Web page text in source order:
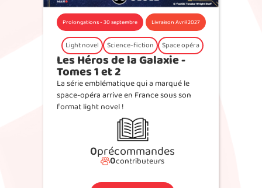
Prolongations - 30 septembre Livraison Avril 2027
Light novel Science-fiction Space opéra
Les Héros de la Galaxie -
Tomes 1 et 2
La série emblématique qui a marqué le
space-opéra arrive en France sous son
format light novel !
0précommandes
0contributeurs